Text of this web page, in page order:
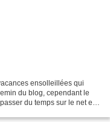
ensolleillées qui
du blog, cependant le
du temps sur le net est